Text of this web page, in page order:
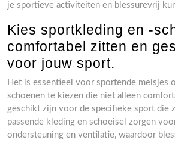
je sportieve activiteiten en blessurevrij
Kies sportkleding en -
comfortabel zitten en
voor jouw sport.
Het is essentieel voor sportende meisjes
schoenen te kiezen die niet alleen
geschikt zijn voor de specifieke sport die
passende kleding en schoeisel zorgen
ondersteuning en ventilatie, waardoor